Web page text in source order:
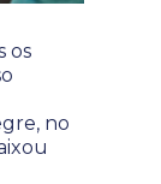
os
no